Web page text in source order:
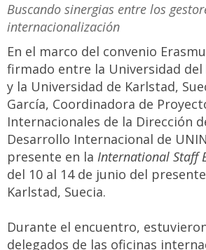
Buscando sinergias entre los
internacionalización
En el marco del convenio
firmado entre la Universidad
y la Universidad de Karlstad,
García, Coordinadora de
Internacionales de la Dirección
Desarrollo Internacional de
presente en la International Staff
del 10 al 14 de junio del
Karlstad, Suecia.
Durante el encuentro,
delegados de las oficinas